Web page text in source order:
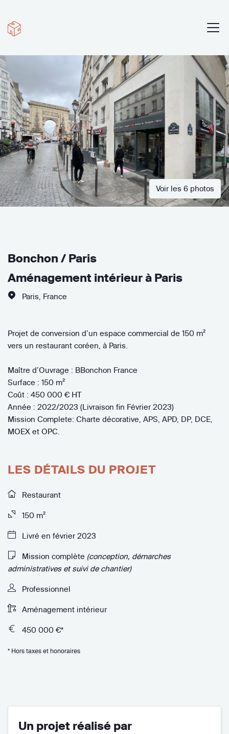
Voir les 6 photos
Bonchon / Paris
Aménagement intérieur à Paris
Paris France
Projet de conversion d’un espace commercial de 150 m²
vers un restaurant coréen, à Paris.
Maître d’Ouvrage : BBonchon France
Surface : 150 m²
Coût : 450 000 € HT
Année : 2022/2023 (Livraison fin Février 2023)
Mission Complete: Charte décorative, APS, APD, DP, DCE,
MOEX et OPC.
LES DÉTAILS DU PROJET
Restaurant
150 m²
Livré en février 2023
Mission complète (conception, démarches
administratives et suivi de chantier)
Professionnel
Aménagement intérieur
450 000 €*
* Hors taxes et honoraires
Un projet réalisé par